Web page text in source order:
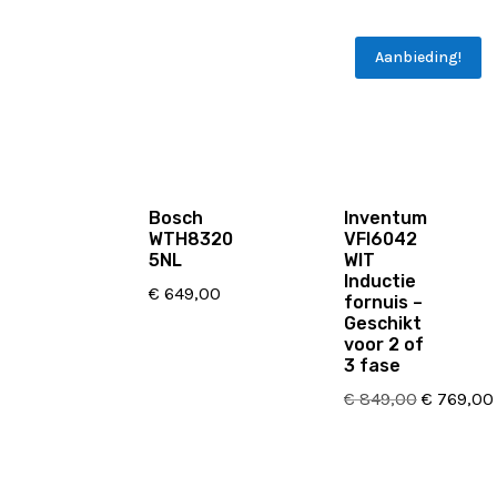
Bosch
WTH8320
5NL
€ 649,00
Aanbieding!
Inventum
VFI6042
WIT
Inductie
fornuis –
Geschikt
voor 2 of
3 fase
€849,00 € 769,00